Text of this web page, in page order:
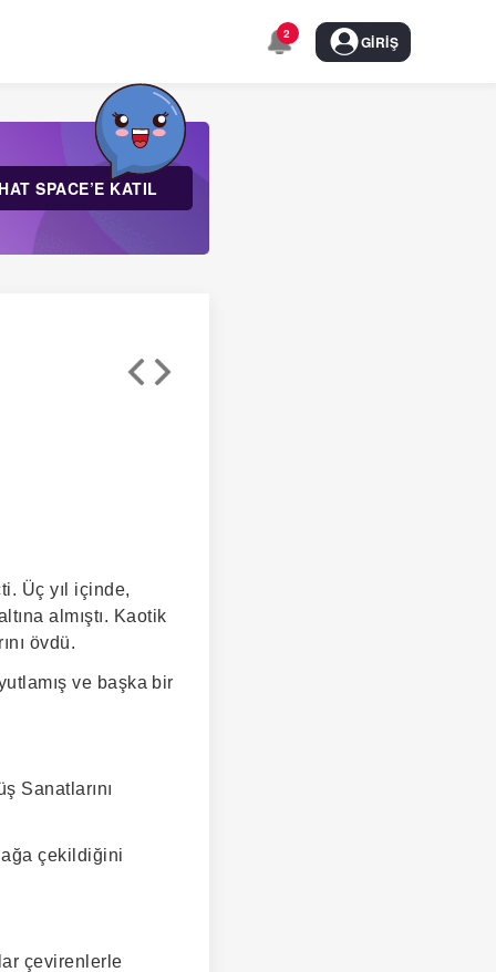
2 GIRIŞ
SPACE’E KATIL
Üç yıl içinde,
almıştı. Kaotik
övdü.
ve başka bir
Sanatlarını
çekildiğini
çevirenlerle